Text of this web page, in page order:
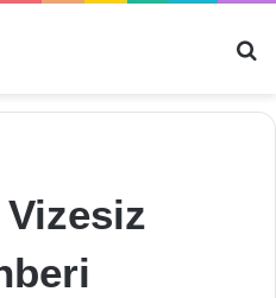
Vizesiz